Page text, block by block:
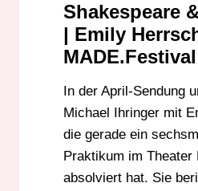
Shakespeare
| Emily
MADE.Festival
In der April-Sendung
Michael Ihringer mit
die gerade ein
Praktikum im Theater
absolviert hat. Sie